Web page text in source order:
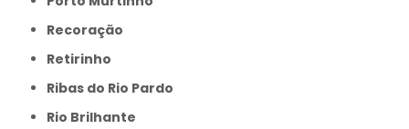
Recoração
Retirinho
Ribas do Rio Pardo
Rio Brilhante